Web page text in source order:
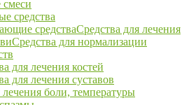
средства
средстваСредства для лечения
Средства для нормализации
для лечения костей
для лечения суставов
лечения боли, температуры